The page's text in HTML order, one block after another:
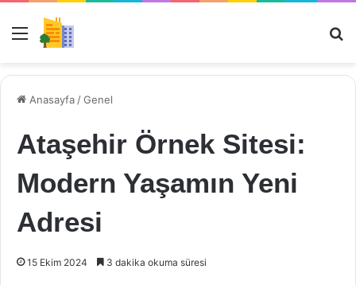
Menü
Anasayfa /Genel
Ataşehir Örnek Sitesi:
Modern Yaşamın Yeni
Adresi
15 Ekim 2024 3 dakika okuma süresi